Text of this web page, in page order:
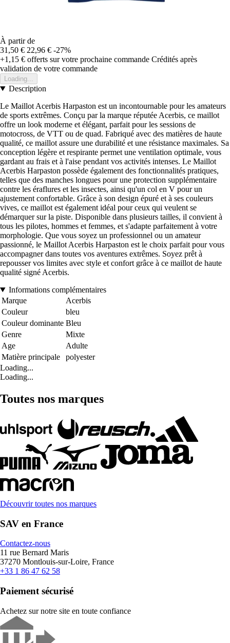
À partir de
31,50 € 22,96 € -27%
+1,15 € offerts sur votre prochaine commande Crédités après
validation de votre commande
Loading...
Description
Le Maillot Acerbis Harpaston est un incontournable pour les amateurs
de sports extrêmes. Conçu par la marque réputée Acerbis, ce maillot
offre un look moderne et élégant, parfait pour les sessions de
motocross, de VTT ou de quad. Fabriqué avec des matières de haute
qualité, ce maillot assure une durabilité et une résistance maximales. Sa
conception légère et respirante permet une ventilation optimale, vous
gardant au frais et à l'aise pendant vos activités intenses. Le Maillot
Acerbis Harpaston possède également des fonctionnalités pratiques,
telles que des manches longues pour une protection supplémentaire
contre les éraflures et les insectes, ainsi qu'un col en V pour un
ajustement confortable. Grâce à son design épuré et à ses couleurs
vives, ce maillot est également idéal pour ceux qui veulent se
démarquer sur la piste. Disponible dans plusieurs tailles, il convient à
tous les pilotes, hommes et femmes, et s'adapte parfaitement à votre
morphologie. Que vous soyez un professionnel ou un amateur
passionné, le Maillot Acerbis Harpaston est le choix parfait pour vous
accompagner dans toutes vos aventures extrêmes. Soyez prêt à
repousser vos limites avec style et confort grâce à ce maillot de haute
qualité signé Acerbis.
Informations complémentaires
Marque
Acerbis
Couleur
bleu
Couleur dominante Bleu
Genre
Mixte
Age
Adulte
Matière principale
polyester
Loading...
Loading...
Toutes nos marques
Découvrir toutes nos marques
SAV en France
Contactez-nous
11 rue Bernard Maris
37270 Montlouis-sur-Loire, France
+33 1 86 47 62 58
Paiement sécurisé
Achetez sur notre site en toute confiance